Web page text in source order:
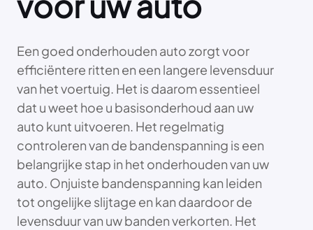
Een goed onderhouden auto zorgt voor
efficiëntere ritten en een langere levensduur
van het voertuig. Het is daarom essentieel
dat u weet hoe u basisonderhoud aan uw
auto kunt uitvoeren. Het regelmatig
controleren van de bandenspanning is een
belangrijke stap in het onderhouden van uw
auto. Onjuiste bandenspanning kan leiden
tot ongelijke slijtage en kan daardoor de
levensduur van uw banden verkorten. Het